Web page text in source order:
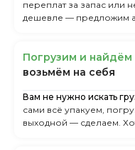
переплат за запас или
дешевле — предложим
Пoгpузим и нaйдём
вoзьмём нa ceбя
Вам не нужно искать
сами всё упакуем,
выходной — сделаем.